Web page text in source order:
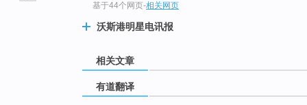
基于44个网页-相关网页
沃斯港明星电讯报
相关文章
有道翻译